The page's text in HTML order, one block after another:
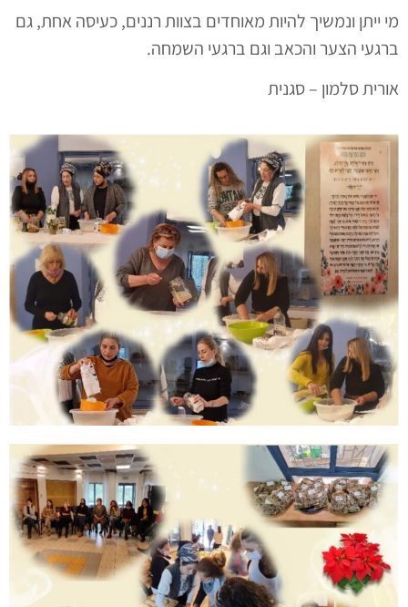
מי ייתן ונמשיך להיות מאוחדים בצוות רננים, כעיסה אחת, גם
ברגעי הצער והכאב וגם ברגעי השמחה.
אורית סלמון – סגנית